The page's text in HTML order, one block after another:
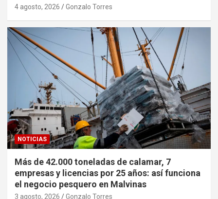
4 agosto, 2026 Gonzalo Torres
NOTICIAS
Más de 42.000 toneladas de calamar, 7
empresas y licencias por 25 años: así funciona
el negocio pesquero en Malvinas
3 agosto, 2026 Gonzalo Torres